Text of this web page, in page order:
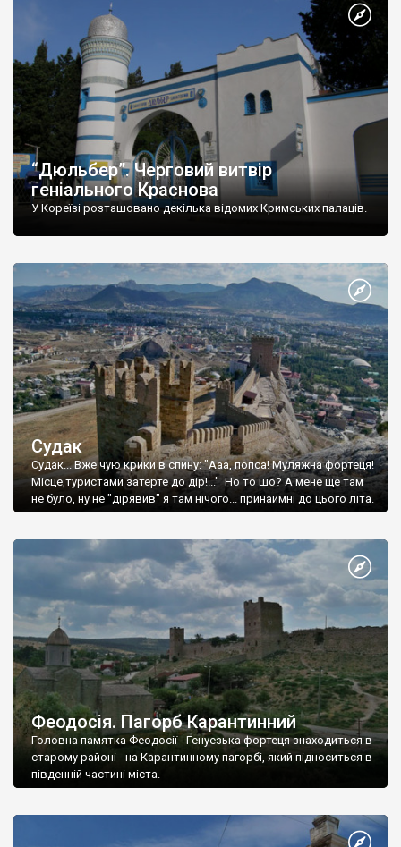
“Дюльбер”. Черговий витвір
геніального Краснова
У Кореїзі розташовано декілька відомих Кримських палаців.
Судак
Судак... Вже чую крики в спину: "Ааа, попса! Муляжна фортеця!
Місце,туристами затерте до дір!..." Но то шо? А мене ще там
не було, ну не "дірявив" я там нічого... принаймні до цього літа.
Феодосія. Пагорб Карантинний
Головна памятка Феодосії - Генуезька фортеця знаходиться в
старому районі - на Карантинному пагорбі, який підноситься в
південній частині міста.